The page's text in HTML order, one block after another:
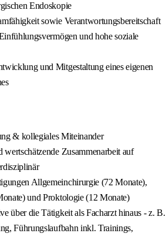
Endoskopie
sowie Verantwortungsbereitschaft
und hohe soziale
und Mitgestaltung eines eigenen
& kollegiales Miteinander
wertschätzende Zusammenarbeit auf
Allgemeinchirurgie (72 Monate),
und Proktologie (12 Monate)
über die Tätigkeit als Facharzt hinaus - z. B.
Führungslaufbahn inkl. Trainings,